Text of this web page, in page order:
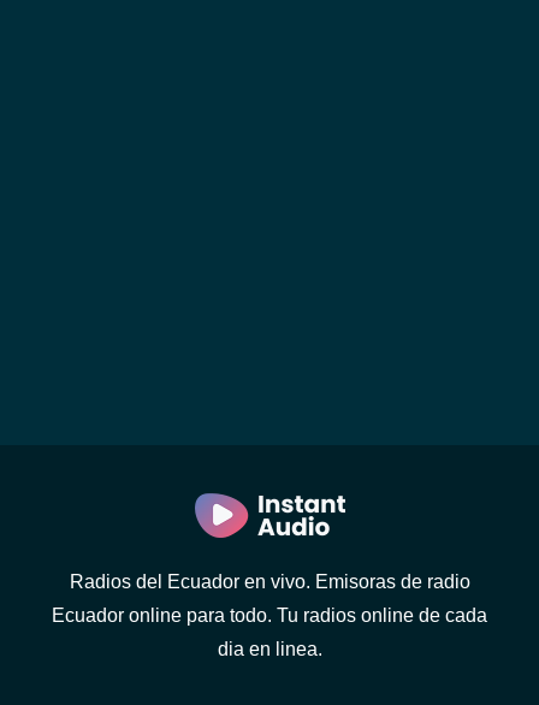
Radios del Ecuador en vivo. Emisoras de radio
Ecuador online para todo. Tu radios online de cada
dia en linea.